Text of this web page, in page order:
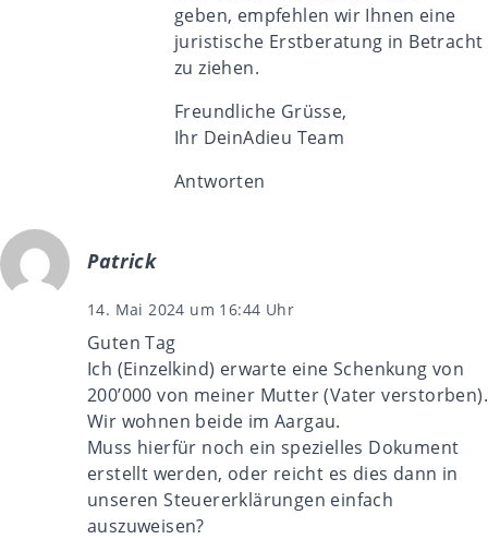
geben, empfehlen wir Ihnen eine
juristische Erstberatung in Betracht
zu ziehen.
Freundliche Grüsse,
Ihr DeinAdieu Team
Antworten
Patrick
14. Mai 2024 um 16:44 Uhr
Guten Tag
Ich (Einzelkind) erwarte eine Schenkung von
200’000 von meiner Mutter (Vater verstorben).
Wir wohnen beide im Aargau.
Muss hierfür noch ein spezielles Dokument
erstellt werden, oder reicht es dies dann in
unseren Steuererklärungen einfach
auszuweisen?